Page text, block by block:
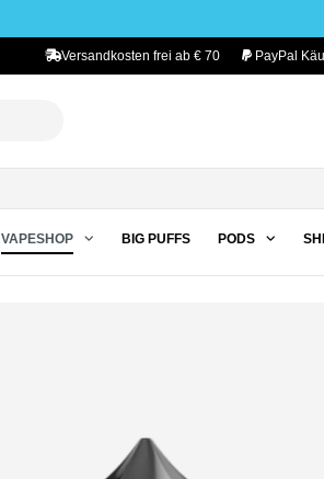
Versandkosten frei ab € 70 PayPal
VAPESHOP BIG PUFFS PODS